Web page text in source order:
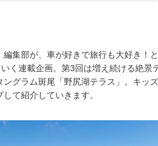
集部が、車が好きで旅行も大好き！
く連載企画。第3回は増え続ける絶景
グラム斑尾「野尻湖テラス」。キッ
て紹介していきます。